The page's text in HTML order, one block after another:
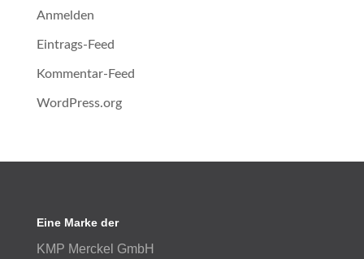
Anmelden
Eintrags-Feed
Kommentar-Feed
WordPress.org
Eine Marke der
KMP Merckel GmbH